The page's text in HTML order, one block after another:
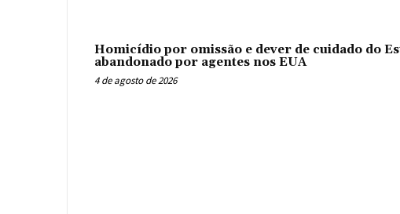
Homicídio por omissão e dever de cuidado do
abandonado por agentes nos EUA
4 de agosto de 2026